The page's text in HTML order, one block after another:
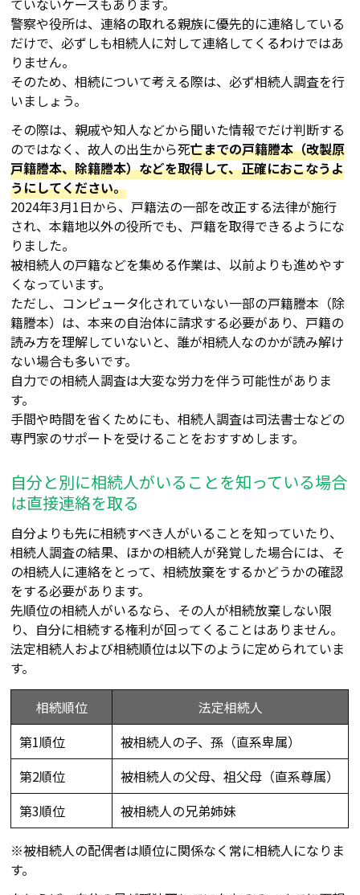
ていないケースもあります。
警察や役所は、連絡の取れる親族に優先的に連絡している
だけで、必ずしも相続人に対して連絡してくるわけではあ
りません。
そのため、相続について考える際は、必ず相続人調査を行
いましょう。
その際は、親戚や知人などから聞いた情報でだけ判断する
のではなく、故人の出生から死亡までの戸籍謄本（改製原
戸籍謄本、除籍謄本）などを取得して、正確におこなうよ
うにしてください。
2024年3月1日から、戸籍法の一部を改正する法律が施行
され、本籍地以外の役所でも、戸籍を取得できるようにな
りました。
被相続人の戸籍などを集める作業は、以前よりも進めやす
くなっています。
ただし、コンピュータ化されていない一部の戸籍謄本（除
籍謄本）は、本来の自治体に請求する必要があり、戸籍の
読み方を理解していないと、誰が相続人なのかが読み解け
ない場合も多いです。
自力での相続人調査は大変な労力を伴う可能性がありま
す。
手間や時間を省くためにも、相続人調査は司法書士などの
専門家のサポートを受けることをおすすめします。
自分と別に相続人がいることを知っている場合
は直接連絡を取る
自分よりも先に相続すべき人がいることを知っていたり、
相続人調査の結果、ほかの相続人が発覚した場合には、そ
の相続人に連絡をとって、相続放棄をするかどうかの確認
をする必要があります。
先順位の相続人がいるなら、その人が相続放棄しない限
り、自分に相続する権利が回ってくることはありません。
法定相続人および相続順位は以下のように定められていま
す。
相続順位
法定相続人
第1順位
被相続人の子、孫（直系卑属）
第2順位
被相続人の父母、祖父母（直系尊属）
第3順位
被相続人の兄弟姉妹
※被相続人の配偶者は順位に関係なく常に相続人になりま
す。